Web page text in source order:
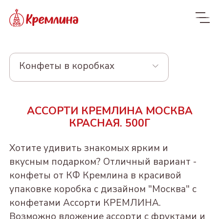
Конфеты в коробках
Новинки
NEW
КРЕМЛИНА ЧИЗ
КУРАГА КРЕМЛИНА
ЧИЗ
ФИНИК КРЕМЛИНА
Из сухофруктов
ЧЕРНОСЛИВ
ШОКОЛАДНЫЙ
Из орехов и
сухофруктов
Драже
Из орехов и вишни в
шоколаде
ВИШНЯ В
"Котики - Маркотики"
Конфеты в пакетах
Пакеты 190-300г
Конфеты и батончики
БЕЗ САХАРА
АССОРТИ КРЕМЛИНА МОСКВА
КРАСНАЯ. 500Г
Хотите удивить знакомых ярким и
вкусным подарком? Отличный вариант -
конфеты от КФ Кремлина в красивой
упаковке коробка с дизайном "Москва" с
конфетами Ассорти КРЕМЛИНА.